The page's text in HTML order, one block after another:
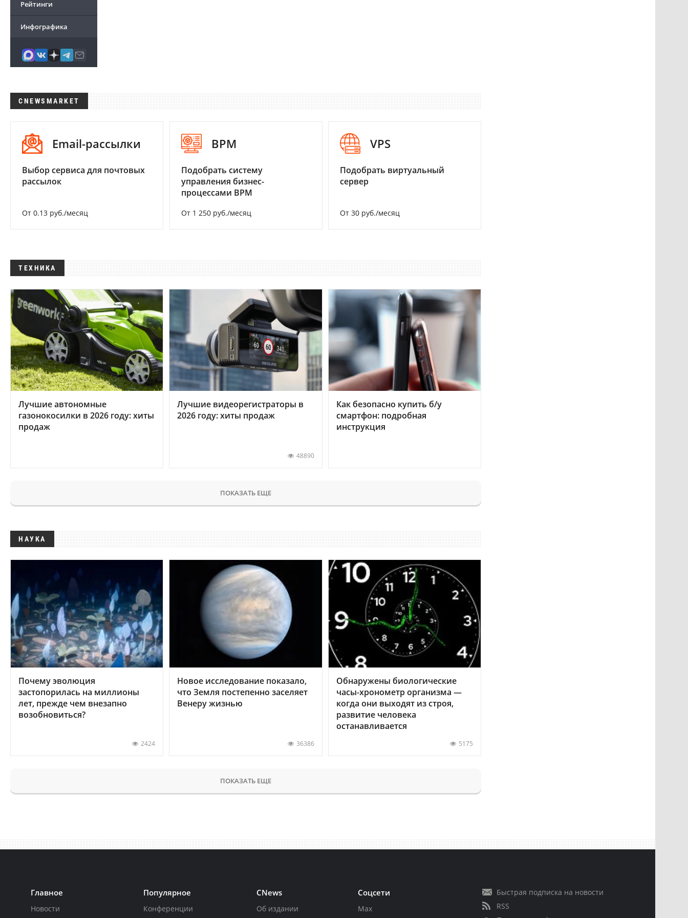
Рейтинги
Инфографика
CNEWSMARKET
Email-рассылки
Выбор сервиса для почтовых
рассылок
От 0.13 руб./месяц
BPM
Подобрать систему
управления бизнес-
процессами BPM
От 1 250 руб./месяц
VPS
Подобрать виртуальный
сервер
От 30 руб./месяц
ТЕХНИКА
Лучшие автономные
газонокосилки в 2026 году: хиты
продаж
Лучшие видеорегистраторы в
2026 году: хиты продаж
48890
Как безопасно купить б/у
смартфон: подробная
инструкция
ПОКАЗАТЬ ЕЩЕ
НАУКА
Почему эволюция
застопорилась на миллионы
лет, прежде чем внезапно
возобновиться?
2424
Новое исследование показало,
что Земля постепенно заселяет
Венеру жизнью
36386
Обнаружены биологические
часы-хронометр организма —
когда они выходят из строя,
развитие человека
останавливается
5175
ПОКАЗАТЬ ЕЩЕ
Главное
Новости
Популярное
Конференции
CNews
Об издании
Соцсети
Max
Быстрая подписка на новости
RSS